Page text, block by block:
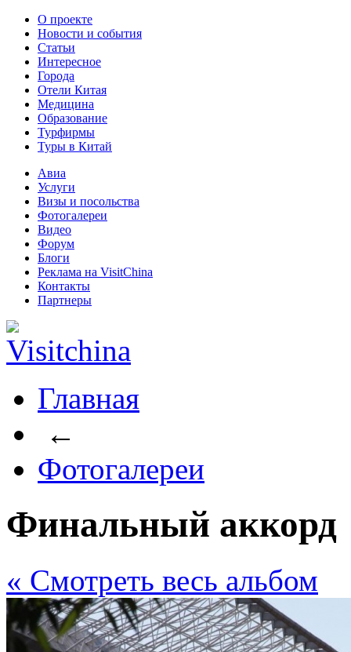
О проекте
Новости и события
Статьи
Интересное
Города
Отели Китая
Медицина
Образование
Турфирмы
Туры в Китай
Авиа
Услуги
Визы и посольства
Фотогалереи
Видео
Форум
Блоги
Реклама на VisitChina
Контакты
Партнеры
Главная
←
Фотогалереи
Финальный аккорд
« Cмотреть весь альбом